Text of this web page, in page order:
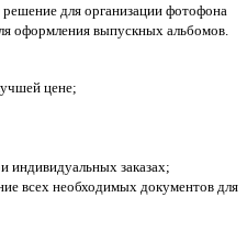
решение для организации фотофона
оформления выпускных альбомов.
цене;
индивидуальных заказах;
всех необходимых документов для